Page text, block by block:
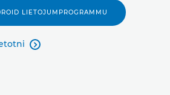
LIETOJUMPROGRAMMU
